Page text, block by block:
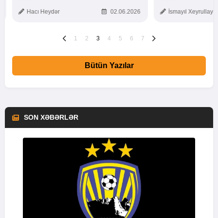
Hacı Heydər 02.06.2026 İsmayıl
1 2 3 4 5 6 7
Bütün Yazılar
SON XƏBƏRLƏR